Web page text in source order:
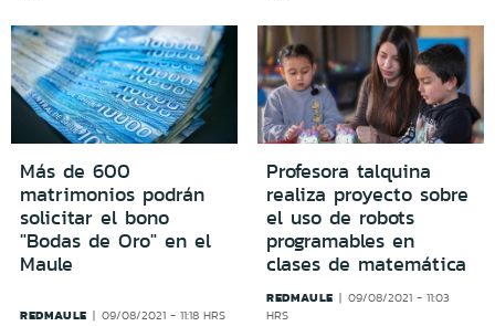
Más de 600
matrimonios podrán
solicitar el bono
"Bodas de Oro" en el
Maule
REDMAULE 09/08/2021 - 11:18 HRS
Profesora talquina
realiza proyecto sobre
el uso de robots
programables en
clases de matemática
REDMAULE
09/08/2021 - 11:03
HRS